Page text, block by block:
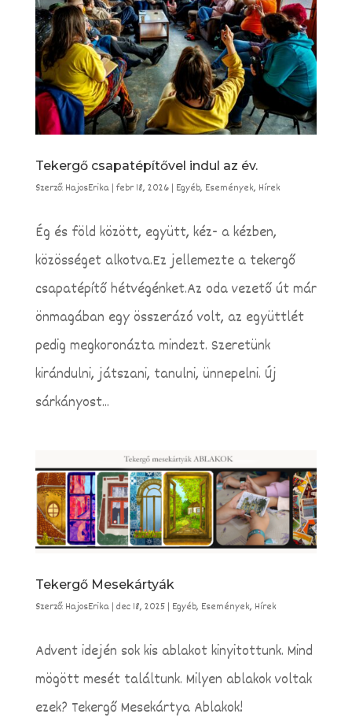
Tekergő csapatépítővel indul az év.
Szerző: HajosErika| febr 18, 2026| Egyéb, Események, Hírek
Ég és föld között, együtt, kéz- a kézben,
közösséget alkotva.Ez jellemezte a tekergő
csapatépítő hétvégénket.Az oda vezető út már
önmagában egy összerázó volt, az együttlét
pedig megkoronázta mindezt. Szeretünk
kirándulni, játszani, tanulni, ünnepelni. Új
sárkányost...
Tekergő Mesekártyák
Szerző: HajosErika| dec 18, 2025| Egyéb, Események, Hírek
Advent idején sok kis ablakot kinyitottunk. Mind
mögött mesét találtunk. Milyen ablakok voltak
ezek? Tekergő Mesekártya Ablakok!